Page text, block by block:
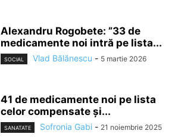
Alexandru Rogobete: ”33 de
medicamente noi intră pe lista...
SOCIAL Vlad Bălănescu - 5 martie 2026
41 de medicamente noi pe lista
celor compensate și...
SANATATE Sofronia Gabi - 21 noiembrie 2025